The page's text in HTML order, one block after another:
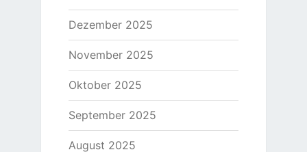
Dezember 2025
November 2025
Oktober 2025
September 2025
August 2025